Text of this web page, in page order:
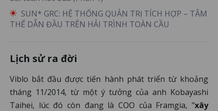
SUN* GRC: HỆ THỐNG QUẢN TRỊ TÍCH HỢP – TÂM
THẾ DẪN ĐẦU TRÊN HẢI TRÌNH TOÀN CẦU
Lịch sử ra đời
Viblo bắt đầu được tiến hành phát triển từ khoảng
tháng 11/2014, từ một ý tưởng của anh Kobayashi
Taihei, lúc đó còn đang là COO của Framgia, "xây